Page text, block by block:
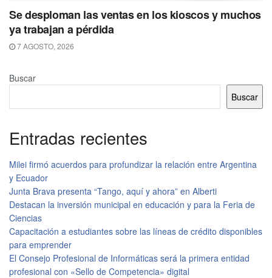
Se desploman las ventas en los kioscos y muchos
ya trabajan a pérdida
7 AGOSTO, 2026
Buscar
Buscar
Entradas recientes
Milei firmó acuerdos para profundizar la relación entre Argentina
y Ecuador
Junta Brava presenta “Tango, aquí y ahora” en Alberti
Destacan la inversión municipal en educación y para la Feria de
Ciencias
Capacitación a estudiantes sobre las líneas de crédito disponibles
para emprender
El Consejo Profesional de Informáticas será la primera entidad
profesional con «Sello de Competencia» digital